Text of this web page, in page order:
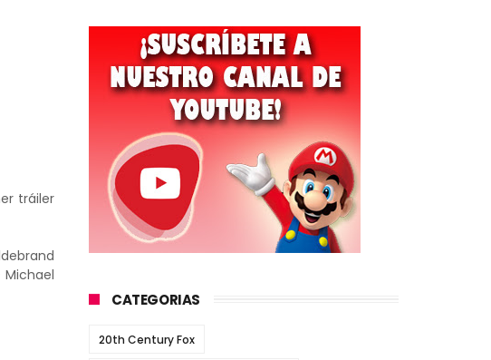
tráiler
Michael
CATEGORIAS
20th Century Fox